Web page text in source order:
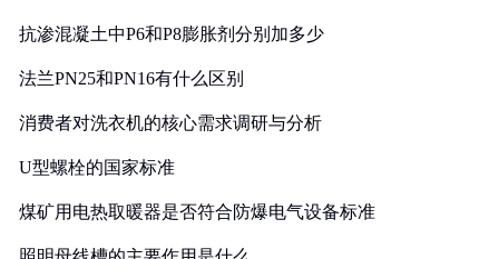
抗渗混凝土中P6和P8膨胀剂分别加多少
法兰PN25和PN16有什么区别
消费者对洗衣机的核心需求调研与分析
U型螺栓的国家标准
煤矿用电热取暖器是否符合防爆电气设备标准